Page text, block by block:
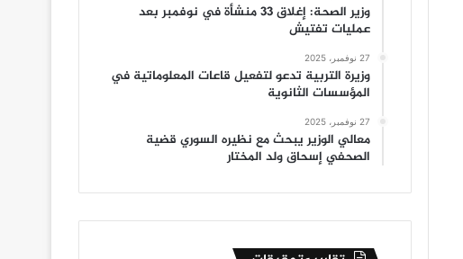
وزير الصحة: إغلاق 33 منشأة في نوفمبر بعد
عمليات تفتيش
27 نوفمبر، 2025
وزيرة التربية تدعو لتفعيل قاعات المعلوماتية في
المؤسسات الثانوية
27 نوفمبر، 2025
معالي الوزير يبحث مع نظيره السوري قضية
الصحفي إسحاق ولد المختار